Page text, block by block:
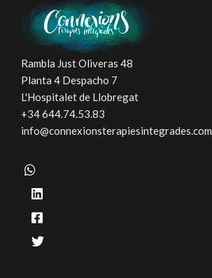
Rambla Just Oliveras 48
Planta 4 Despacho 7
L'Hospitalet de Llobregat
+34 644.74.53.83
info@connexionsterapiesintegrades.com